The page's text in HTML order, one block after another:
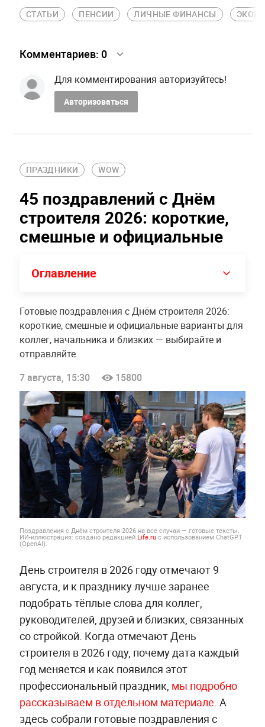
СТАТЬИ ПЕНСИИ ЛИЧНЫЕ ФИНАНСЫ
Комментариев: 0
Для комментирования авторизуйтесь!
Авторизоваться
ПРАЗДНИКИ WOW
45 поздравлений с Днём
строителя 2026: короткие,
смешные и официальные
Оглавление
Готовые поздравления с Днём строителя 2026:
короткие, смешные и официальные варианты для
коллег, начальника и близких — выбирайте и
отправляйте.
7 августа, 15:30
15800
Поздравления с Днём строителя 2026 на все случаи — готовые тексты.
ИИ-иллюстрация: создано редакцией Life.ruс использованием ChatGPT
(OpenAI).
День строителя в 2026 году отмечают 9
августа, и к празднику лучше заранее
подобрать тёплые слова для коллег,
руководителей, друзей и близких, связанных
со стройкой. Когда отмечают День
строителя в 2026 году, почему дата каждый
год меняется и как появился этот
профессиональный праздник, мы подробно
рассказываем в отдельном материале . А
здесь собрали готовые поздравления с